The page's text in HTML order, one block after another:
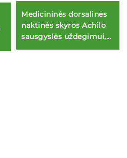
Medicininės dorsalinės
naktinės skyros Achilo
sausgyslės uždegimui,
kojos nuleidimo įtvarai